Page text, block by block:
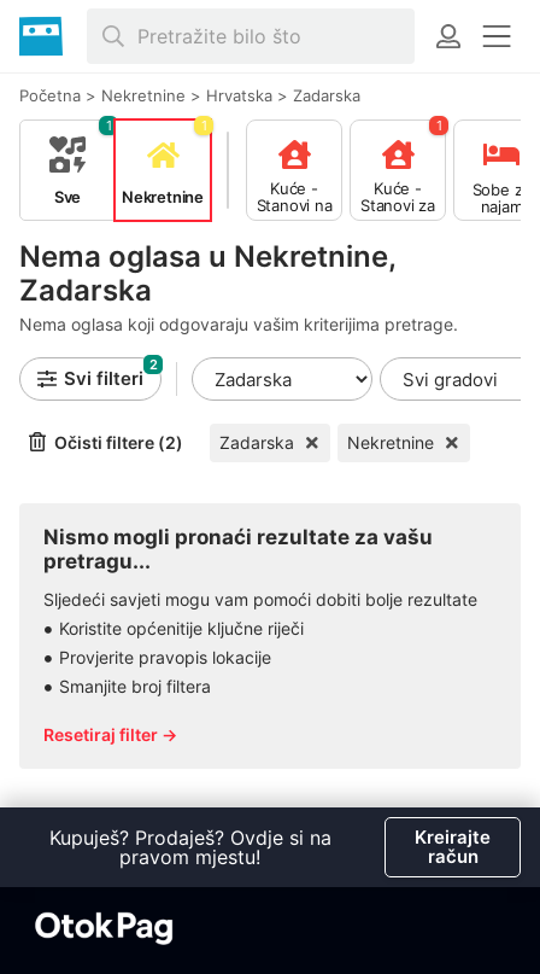
Početna > Nekretnine > Hrvatska > Zadarska
Nema oglasa u Nekretnine,
Zadarska
Nema oglasa koji odgovaraju vašim kriterijima pretrage.
Sve
1
Nekretnine
1
Kuće -
Stanovi na
prodaju
Kuće -
Stanovi za
najam
1
Sobe za
najam
Svi filteri
2
Očisti filtere (2) Zadarska Nekretnine
Nismo mogli pronaći rezultate za vašu
pretragu...
Sljedeći savjeti mogu vam pomoći dobiti bolje rezultate
Koristite općenitije ključne riječi
Provjerite pravopis lokacije
Smanjite broj filtera
Resetiraj filter →
Kupuješ? Prodaješ? Ovdje si na
pravom mjestu!
Kreirajte
račun